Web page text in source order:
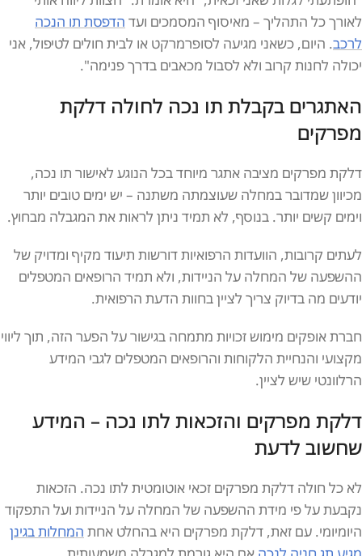
לאורך כל התהליך – מאיסוף המסמכים ועד הדפסת תו הנכה
לרכב. היום, כשאני מגיעה לסופרמרקט או לבית חולים לטיפול, אני
יכולה לחנות קרוב ולא לסבול מכאבים בדרך פנימה".
האתגרים בקבלת תו נכה לחולה דלקת
מפרקים
דלקת מפרקים מציבה אתגר מיוחד בכל הנוגע לאישור תו נכה,
מכיוון שמדובר במחלה שעוצמתה משתנה – יש ימים טובים יותר
וימים קשים יותר. בנוסף, לא תמיד ניתן לראות את המגבלה מבחוץ.
לעתים קרובות, הוועדות הרפואיות דורשות תיעוד מקיף ומדויק של
ההשפעה של המחלה על הניידות, ולא תמיד הרופאים המטפלים
יודעים מה בדיוק צריך לציין בחוות הדעת הרפואית.
חברת אופקים מימוש זכויות מתמחה בגישור על הפער הזה, תוך ליווי
מקצועי והנחיית הלקוחות והרופאים המטפלים לגבי המידע
הרלוונטי שיש לציין.
דלקת מפרקים והזכאות לתו נכה – המידע
שחשוב לדעת
לא כל חולה דלקת מפרקים זכאי אוטומטית לתו נכה. הזכאות
נקבעת על פי מידת ההשפעה של המחלה על הניידות ועל התפקוד
היומיומי. עם זאת, דלקת מפרקים היא בהחלט אחת המחלות בגינן